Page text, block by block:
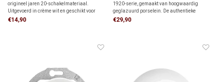
origineel jaren 20-schakelmateriaal.
Uitgevoerd in crème wit en geschikt voor
standaard inbouwdozen. Voor
€14,90
1920-serie, gemaakt van hoogwaardig
geglazuurd porselein. De authentieke
uitstraling maakt dit afdekraam ideaal voor
€29,90